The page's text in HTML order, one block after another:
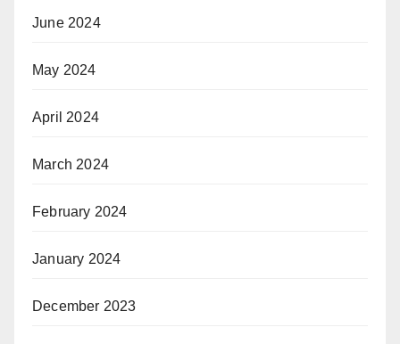
June 2024
May 2024
April 2024
March 2024
February 2024
January 2024
December 2023